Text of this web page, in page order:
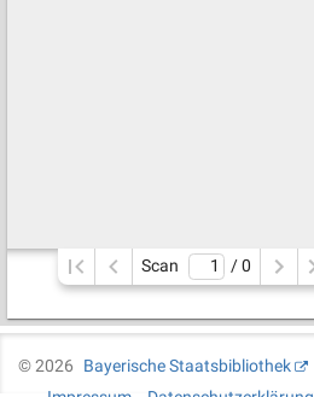
Scan / 0
©2026
Bayerische Staatsbibliothek